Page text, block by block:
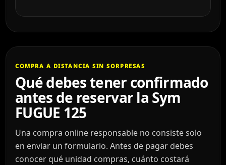
COMPRA A DISTANCIA SIN SORPRESAS
Qué debes tener confirmado
antes de reservar la Sym
FUGUE 125
Una compra online responsable no consiste solo
en enviar un formulario. Antes de pagar debes
conocer qué unidad compras, cuánto costará